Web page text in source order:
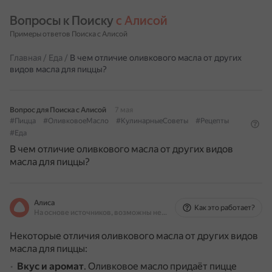
Вопросы к Поиску с Алисой
Примеры ответов Поиска с Алисой
Главная / Еда / В чем отличие оливкового масла от других
видов масла для пиццы?
Вопрос для Поиска с Алисой
7 мая
#Пицца
#ОливковоеМасло #КулинарныеСоветы
#Рецепты
#Еда
В чем отличие оливкового масла от других видов
масла для пиццы?
Алиса
На основе источников, возможны неточности
Как это работает?
Некоторые отличия оливкового масла от других видов
масла для пиццы:
Вкус и аромат. Оливковое масло придаёт пицце